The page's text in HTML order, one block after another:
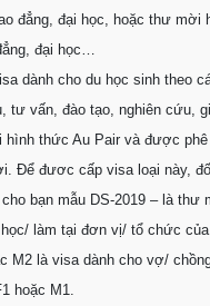
đẳng, đại học, hoặc thư mời
đại học…
dành cho du học sinh theo
tư vấn, đào tạo, nghiên cứu,
hình thức Au Pair và được phê
Để đươc cấp visa loại này,
bạn mẫu DS-2019 – là thư
làm tại đơn vị/ tổ chức
M2 là visa dành cho vợ/
hoặc M1.